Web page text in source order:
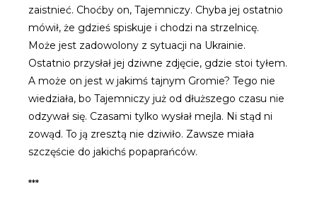
zaistnieć. Choćby on, Tajemniczy. Chyba jej ostatnio
mówił, że gdzieś spiskuje i chodzi na strzelnicę.
Może jest zadowolony z sytuacji na Ukrainie.
Ostatnio przysłał jej dziwne zdjęcie, gdzie stoi tyłem.
A może on jest w jakimś tajnym Gromie? Tego nie
wiedziała, bo Tajemniczy już od dłuższego czasu nie
odzywał się. Czasami tylko wysłał mejla. Ni stąd ni
zowąd. To ją zresztą nie dziwiło. Zawsze miała
szczęście do jakichś popaprańców.
***